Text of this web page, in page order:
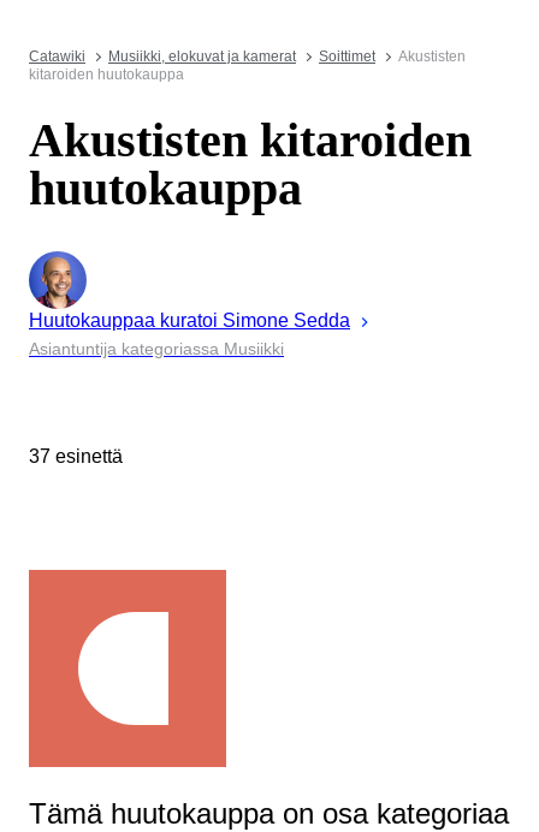
Catawiki Musiikki, elokuvat ja kamerat Soittimet
Akustisten
kitaroiden huutokauppa
Akustisten kitaroiden
huutokauppa
Huutokauppaa kuratoi Simone Sedda
Asiantuntija kategoriassa Musiikki
37 esinettä
Tämä huutokauppa on osa kategoriaa